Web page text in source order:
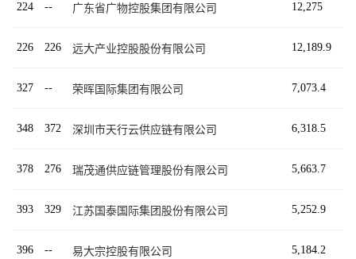
224 -- 广东省广物控股集团有限公司 12,275
226 226 远大产业控股股份有限公司 12,189.9
327 -- 荣晖国际集团有限公司 7,073.4
348 372 深圳市天行云供应链有限公司 6,318.5
378 276 瑞茂通供应链管理股份有限公司 5,663.7
393 329 江苏国泰国际集团股份有限公司 5,252.9
396 -- 易大宗控股有限公司 5,184.2